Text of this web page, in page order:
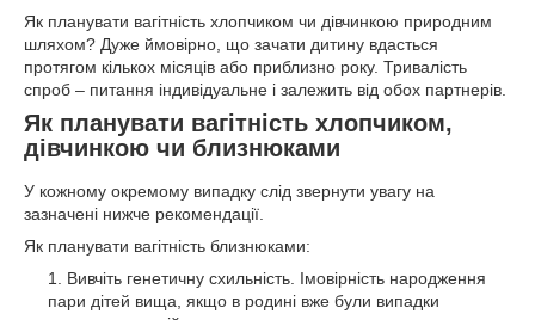
Як планувати вагітність хлопчиком чи дівчинкою природним
шляхом? Дуже ймовірно, що зачати дитину вдасться
протягом кількох місяців або приблизно року. Тривалість
спроб – питання індивідуальне і залежить від обох партнерів.
Як планувати вагітність хлопчиком,
дівчинкою чи близнюками
У кожному окремому випадку слід звернути увагу на
зазначені нижче рекомендації.
Як планувати вагітність близнюками:
Вивчіть генетичну схильність. Імовірність народження
пари дітей вища, якщо в родині вже були випадки